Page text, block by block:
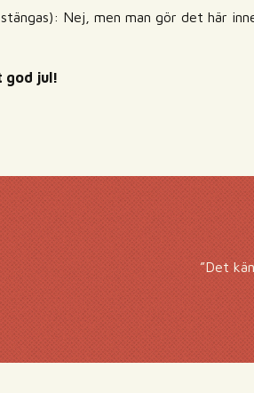
Nej, men man gör det här
god jul!
”Det